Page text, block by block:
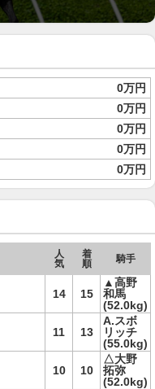
0万円
0万円
0万円
0万円
0万円
人
気
着
順
騎手
14 15
▲高野
和馬
(52.0kg)
11 13
A.スボ
リッチ
(55.0kg)
10 10
△大野
拓弥
(52.0kg)